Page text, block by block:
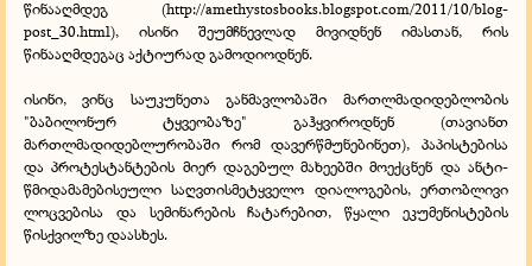
წინააღმდეგ (http://amethystosbooks.blogspot.com/2011/10/blog-
post_30.html), ისინი შეუმჩნევლად მივიდნენ იმასთან, რის
წინააღმდეგაც აქტიურად გამოდიოდნენ.
ისინი, ვინც საუკუნეთა განმავლობაში მართლმადიდებლობის
"ბაბილონურ ტყვეობაზე" გაჰყვიროდნენ (თავიანთ
მართლმადიდებლურობაში რომ დავერწმუნებინეთ), პაპისტებისა
და პროტესტანტების მიერ დაგებულ მახეებში მოექცნენ და ანტი-
წმიდამამებისეული საღვთისმეტყველო დიალოგების, ერთობლივი
ლოცვებისა და სემინარების ჩატარებით, წყალი ეკუმენისტების
წისქვილზე დაასხეს.